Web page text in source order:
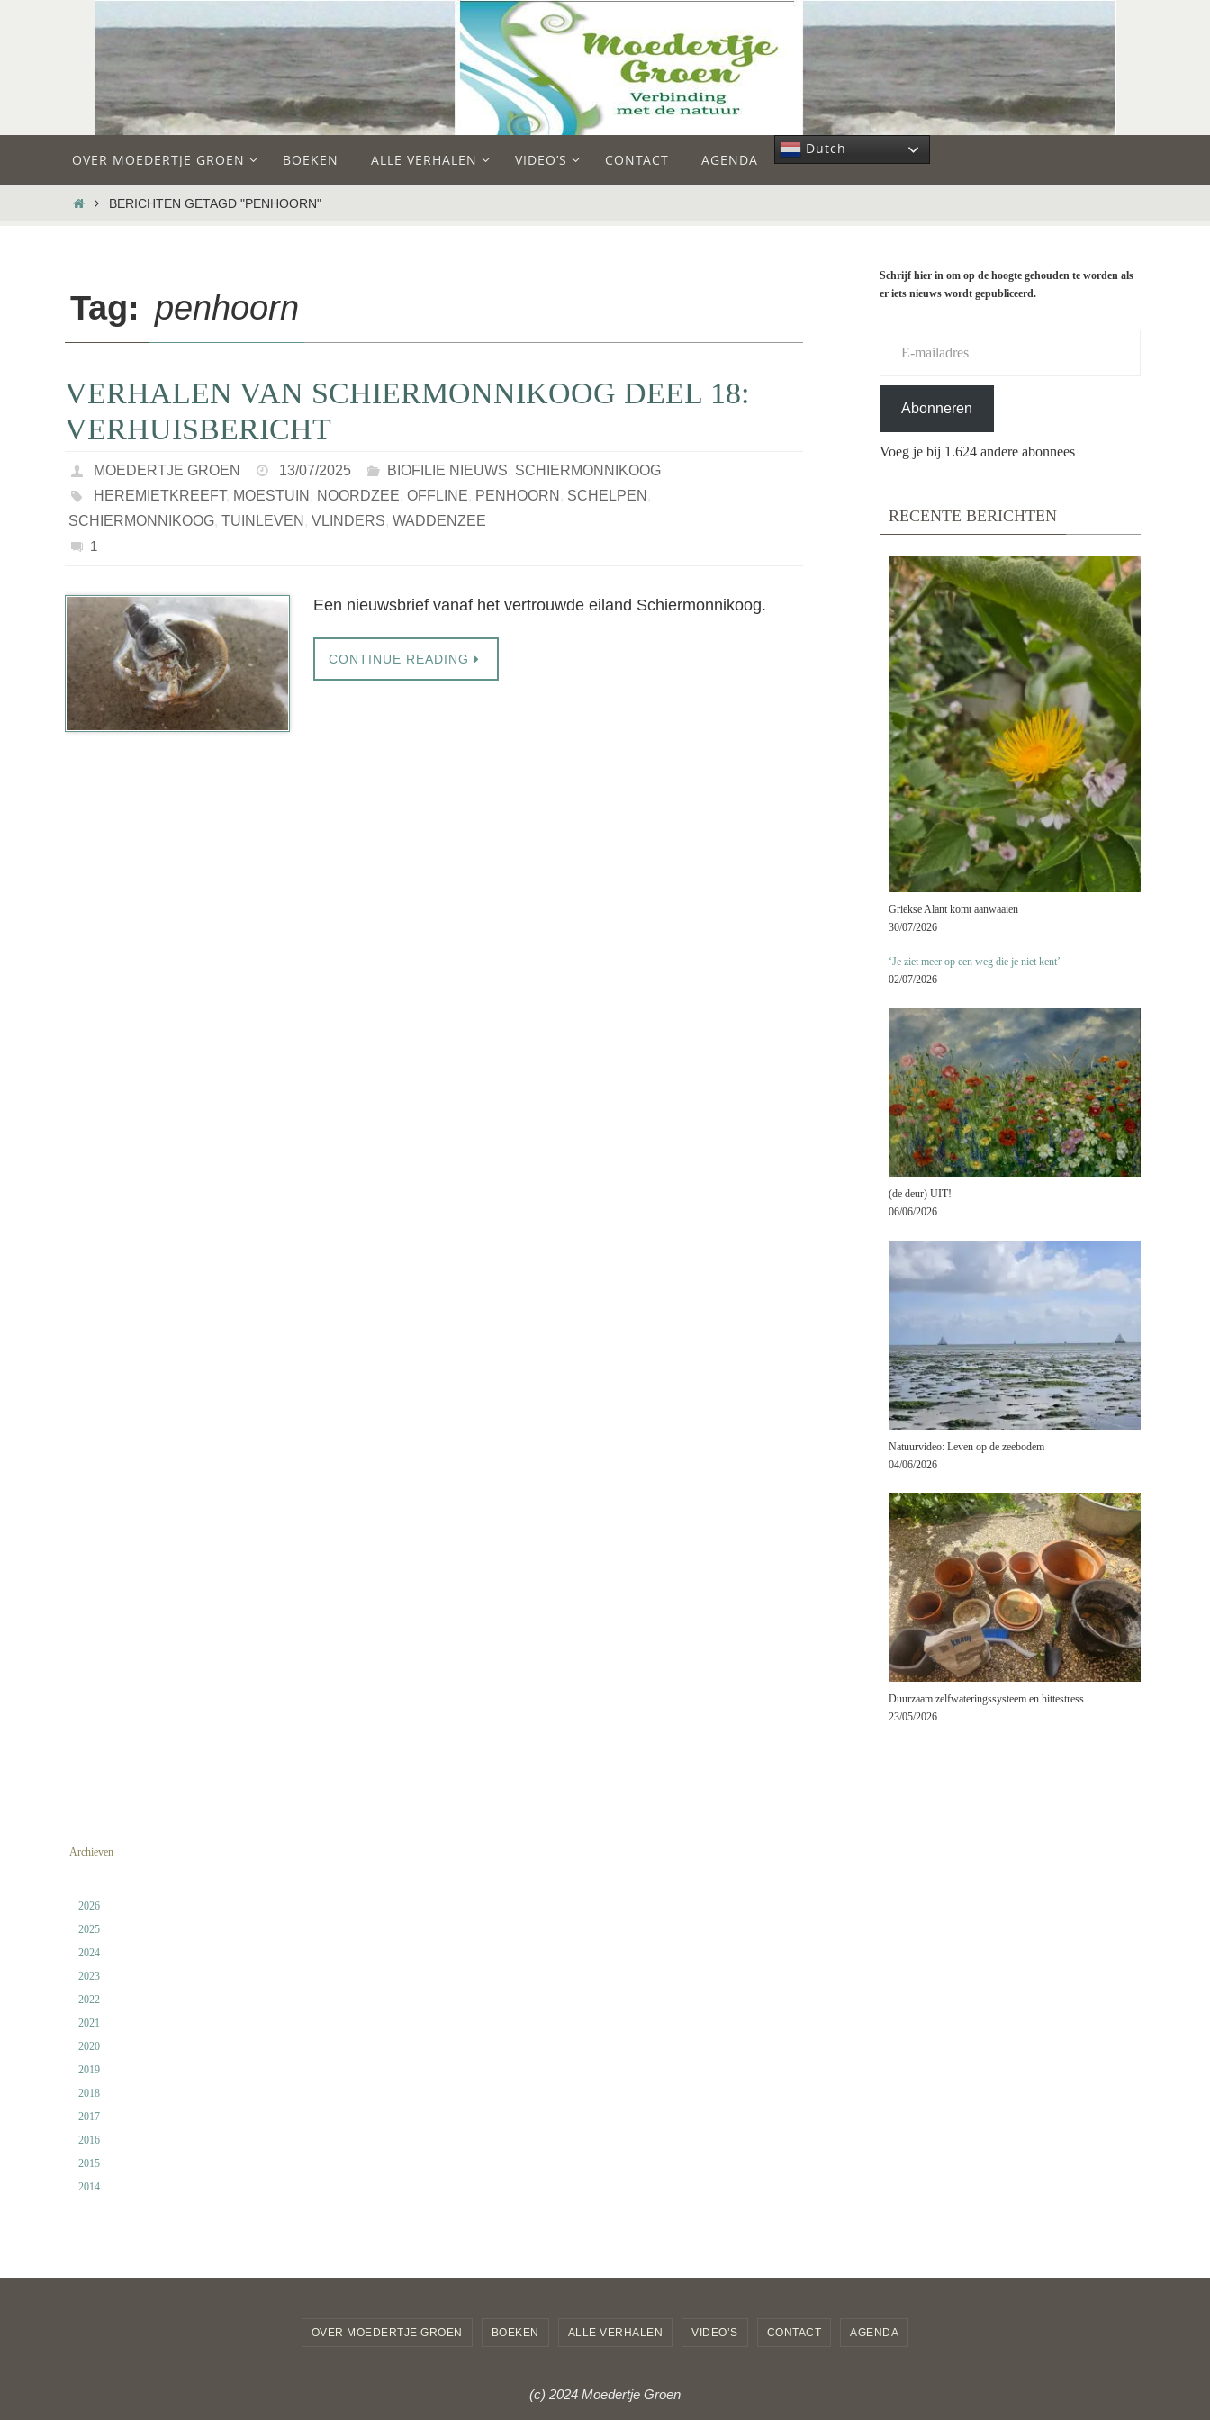
de
OVER MOEDERTJE GROEN BOEKEN ALLE VERHALEN VIDEO’S CONTACT AGENDA
Dutch
HOMEBERICHTEN GETAGD "PENHOORN"
Tag: penhoorn
VERHALEN VAN SCHIERMONNIKOOG DEEL 18:
VERHUISBERICHT
MOEDERTJE GROEN 13/07/2025 BIOFILIE NIEUWS, SCHIERMONNIKOOG
HEREMIETKREEFT, MOESTUIN , NOORDZEE, OFFLINE, PENHOORN , SCHELPEN ,
SCHIERMONNIKOOG, TUINLEVEN , VLINDERS, WADDENZEE
1
Een nieuwsbrief vanaf het vertrouwde eiland Schiermonnikoog.
CONTINUE READING
Schrijf hier in om op de hoogte gehouden te worden als
er iets nieuws wordt gepubliceerd.
E-mailadres
Abonneren
Voeg je bij 1.624 andere abonnees
RECENTE BERICHTEN
Griekse Alant komt aanwaaien
30/07/2026
‘Je ziet meer op een weg die je niet kent’
02/07/2026
(de deur) UIT!
06/06/2026
Natuurvideo: Leven op de zeebodem
04/06/2026
Duurzaam zelfwateringssysteem en hittestress
23/05/2026
Archieven
2026
2025
2024
2023
2022
2021
2020
2019
2018
2017
2016
2015
2014
OVER MOEDERTJE GROEN BOEKEN ALLE VERHALEN VIDEO’S CONTACT AGENDA
(c) 2024 Moedertje Groen